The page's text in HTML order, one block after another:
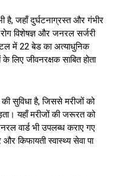
है, जहाँ दुर्घटनाग्रस्त और गंभीर
विशेषज्ञ और जनरल सर्जरी
में 22 बेड का अत्याधुनिक
लिए जीवनरक्षक साबित होता
सुविधा है, जिससे मरीजों को
यहाँ मरीजों की जरूरत को
वार्ड भी उपलब्ध कराए गए
किफायती स्वास्थ्य सेवा पा